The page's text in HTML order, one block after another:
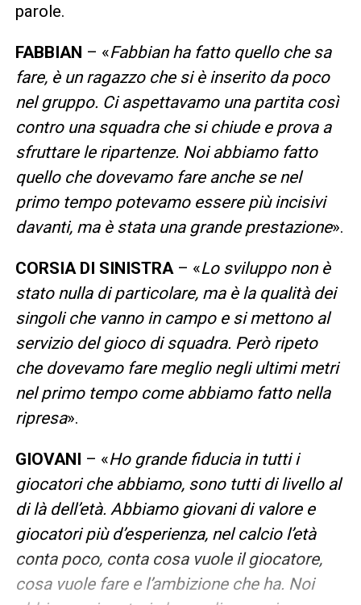
parole.
FABBIAN – «Fabbian ha fatto quello che sa
fare, è un ragazzo che si è inserito da poco
nel gruppo. Ci aspettavamo una partita così
contro una squadra che si chiude e prova a
sfruttare le ripartenze. Noi abbiamo fatto
quello che dovevamo fare anche se nel
primo tempo potevamo essere più incisivi
davanti, ma è stata una grande prestazione».
CORSIA DI SINISTRA– «Lo sviluppo non è
stato nulla di particolare, ma è la qualità dei
singoli che vanno in campo e si mettono al
servizio del gioco di squadra. Però ripeto
che dovevamo fare meglio negli ultimi metri
nel primo tempo come abbiamo fatto nella
ripresa».
GIOVANI – «Ho grande fiducia in tutti i
giocatori che abbiamo, sono tutti di livello al
di là dell’età. Abbiamo giovani di valore e
giocatori più d’esperienza, nel calcio l’età
conta poco, conta cosa vuole il giocatore,
cosa vuole fare e l’ambizione che ha. Noi